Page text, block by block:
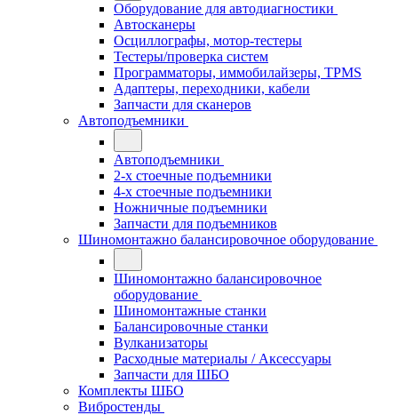
Оборудование для автодиагностики
Автосканеры
Осциллографы, мотор-тестеры
Тестеры/проверка систем
Программаторы, иммобилайзеры, TPMS
Адаптеры, переходники, кабели
Запчасти для сканеров
Автоподъемники
Автоподъемники
2-х стоечные подъемники
4-х стоечные подъемники
Ножничные подъемники
Запчасти для подъемников
Шиномонтажно балансировочное оборудование
Шиномонтажно балансировочное
оборудование
Шиномонтажные станки
Балансировочные станки
Вулканизаторы
Расходные материалы / Аксессуары
Запчасти для ШБО
Комплекты ШБО
Вибростенды